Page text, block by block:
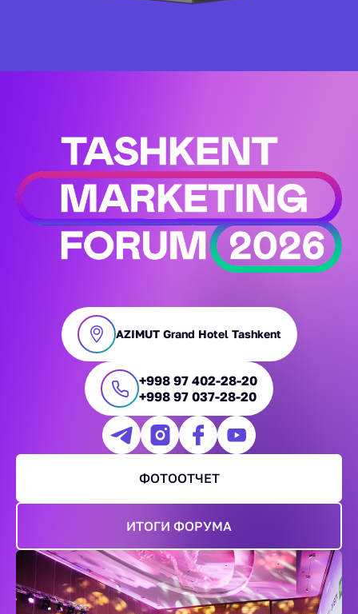
AZIMUT Grand Hotel Tashkent
+998 97 402-28-20
+998 97 037-28-20
ФОТООТЧЕТ
ИТОГИ ФОРУМА